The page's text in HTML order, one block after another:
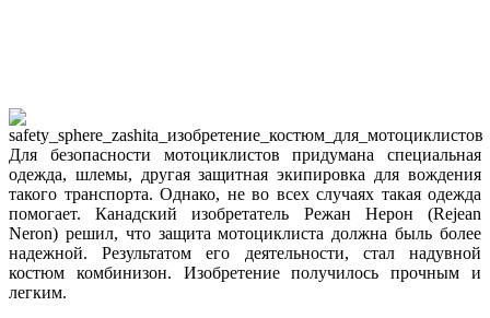
Для безопасности мотоциклистов придумана специальная
одежда, шлемы, другая защитная экипировка для вождения
такого транспорта. Однако, не во всех случаях такая одежда
помогает. Канадский изобретатель Режан Нерон (Rejean
Neron) решил, что защита мотоциклиста должна быль более
надежной. Результатом его деятельности, стал надувной
костюм комбинизон. Изобретение получилось прочным и
легким.